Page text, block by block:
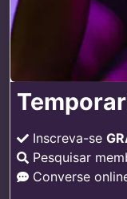
Inscreva-se
Pesquisar
Converse